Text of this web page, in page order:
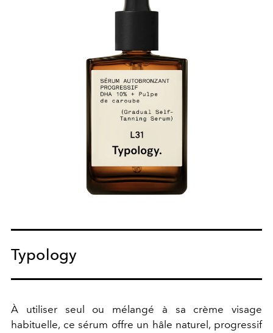
Typology
À utiliser seul ou mélangé à sa crème visage
habituelle, ce sérum offre un hâle naturel, progressif